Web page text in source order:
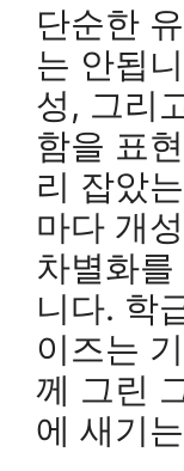
단순한
는 안됩
성, 그리
함을 표
리 잡았
마다 개
차별화
니다. 학
이즈는
께 그린
에 새기